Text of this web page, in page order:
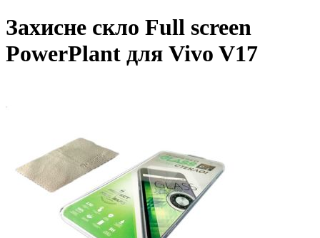
Захисне скло Full screen
PowerPlant для Vivo V17